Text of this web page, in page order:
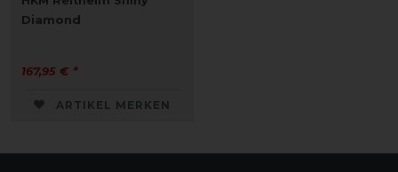
Diamond
167,95 € *
ARTIKEL MERKEN